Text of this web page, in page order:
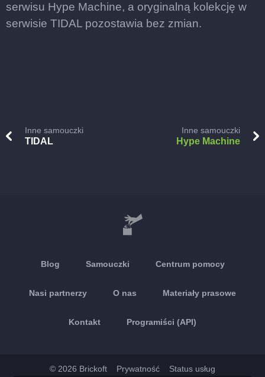
serwisu Hype Machine, a oryginalną kolekcję w
serwisie TIDAL pozostawia bez zmian.
Inne samouczki
TIDAL
Inne samouczki
Hype Machine
Blog Samouczki Centrum pomocy
Nasi partnerzy O nas Materiały prasowe
Kontakt Programiści (API)
© 2026 Brickoft Prywatność Status usług